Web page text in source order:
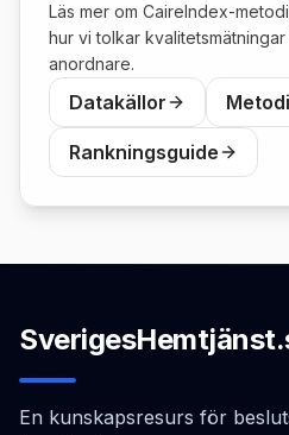
Läs mer om CaireIndex-
hur vi tolkar
anordnare.
Datakällor
Rankningsguide
En kunskapsresurs för